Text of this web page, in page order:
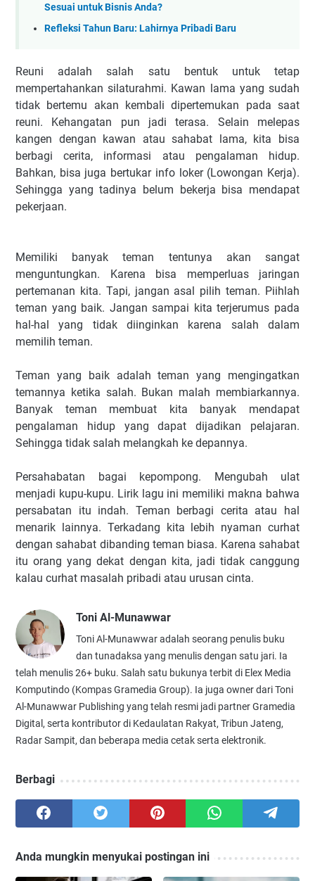
Sesuai untuk Bisnis Anda?
Refleksi Tahun Baru: Lahirnya Pribadi Baru
Reuni adalah salah satu bentuk untuk tetap
mempertahankan silaturahmi. Kawan lama yang sudah
tidak bertemu akan kembali dipertemukan pada saat
reuni. Kehangatan pun jadi terasa. Selain melepas
kangen dengan kawan atau sahabat lama, kita bisa
berbagi cerita, informasi atau pengalaman hidup.
Bahkan, bisa juga bertukar info loker (Lowongan Kerja).
Sehingga yang tadinya belum bekerja bisa mendapat
pekerjaan.
Memiliki banyak teman tentunya akan sangat
menguntungkan. Karena bisa memperluas jaringan
pertemanan kita. Tapi, jangan asal pilih teman. Piihlah
teman yang baik. Jangan sampai kita terjerumus pada
hal-hal yang tidak diinginkan karena salah dalam
memilih teman.
Teman yang baik adalah teman yang mengingatkan
temannya ketika salah. Bukan malah membiarkannya.
Banyak teman membuat kita banyak mendapat
pengalaman hidup yang dapat dijadikan pelajaran.
Sehingga tidak salah melangkah ke depannya.
Persahabatan bagai kepompong. Mengubah ulat
menjadi kupu-kupu. Lirik lagu ini memiliki makna bahwa
persabatan itu indah. Teman berbagi cerita atau hal
menarik lainnya. Terkadang kita lebih nyaman curhat
dengan sahabat dibanding teman biasa. Karena sahabat
itu orang yang dekat dengan kita, jadi tidak canggung
kalau curhat masalah pribadi atau urusan cinta.
Toni Al-Munawwar
Toni Al-Munawwar adalah seorang penulis buku
dan tunadaksa yang menulis dengan satu jari. Ia
telah menulis 26+ buku. Salah satu bukunya terbit di Elex Media
Komputindo (Kompas Gramedia Group). Ia juga owner dari Toni
Al-Munawwar Publishing yang telah resmi jadi partner Gramedia
Digital, serta kontributor di Kedaulatan Rakyat, Tribun Jateng,
Radar Sampit, dan beberapa media cetak serta elektronik.
Berbagi
Anda mungkin menyukai postingan ini